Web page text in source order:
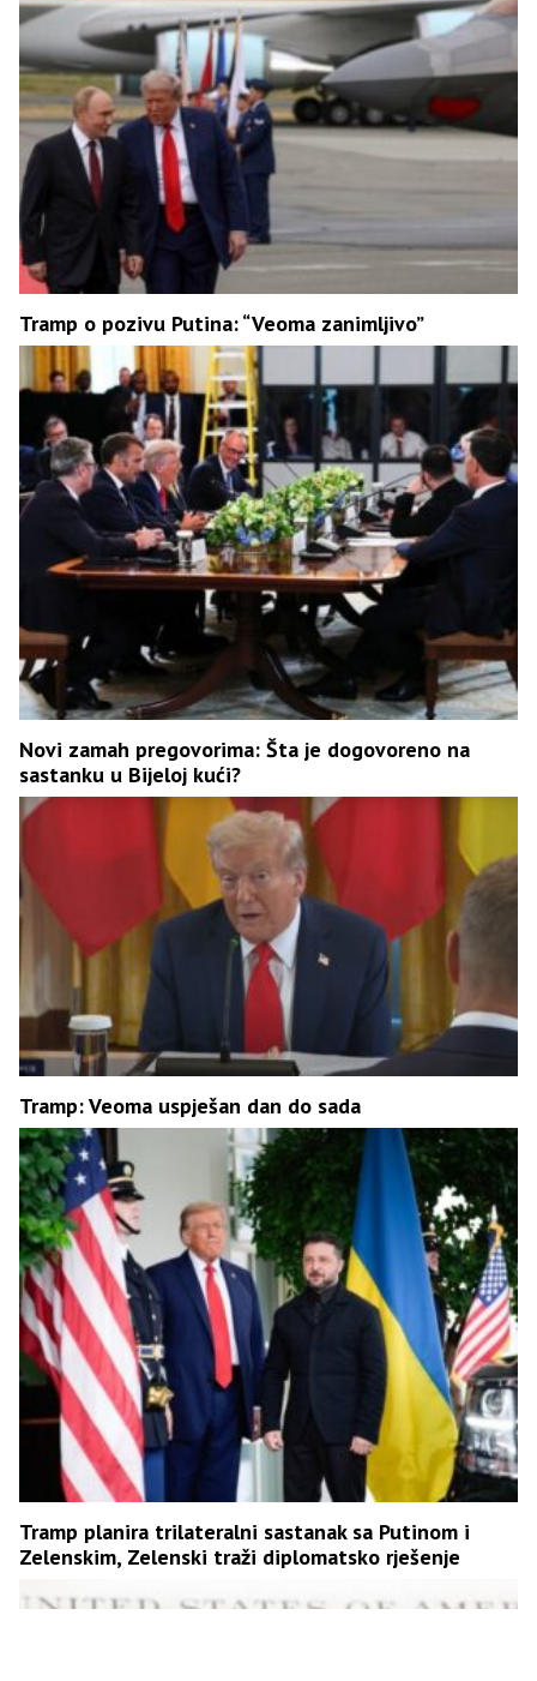
Tramp o pozivu Putina: “Veoma zanimljivo”
Novi zamah pregovorima: Šta je dogovoreno na
sastanku u Bijeloj kući?
Tramp: Veoma uspješan dan do sada
Tramp planira trilateralni sastanak sa Putinom i
Zelenskim, Zelenski traži diplomatsko rješenje